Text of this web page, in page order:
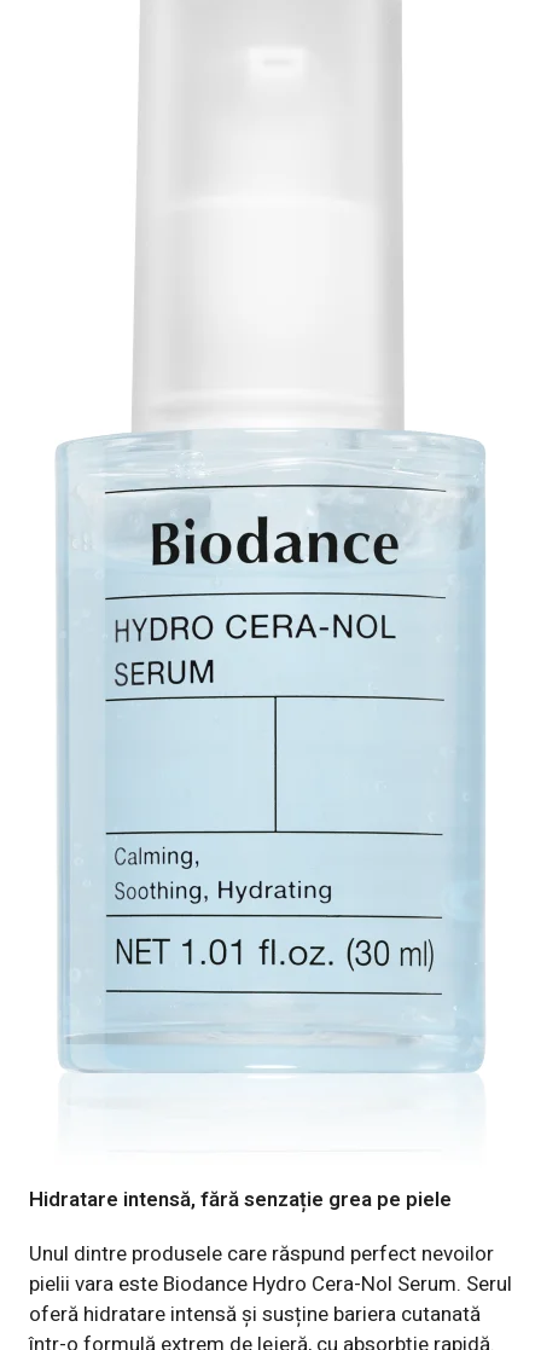
Hidratare intensă, fără senzație grea pe piele
Unul dintre produsele care răspund perfect nevoilor
pielii vara este Biodance Hydro Cera-Nol Serum. Serul
oferă hidratare intensă și susține bariera cutanată
într-o formulă extrem de lejeră, cu absorbție rapidă.